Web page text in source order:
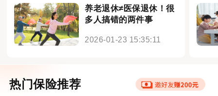
养老退休≠医保退休！很
多人搞错的两件事
2026-01-23 15:35:11
热门保险推荐